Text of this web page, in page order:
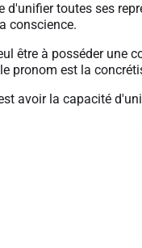
d'unifier toutes ses
conscience.
être à posséder une
pronom est la
avoir la capacité